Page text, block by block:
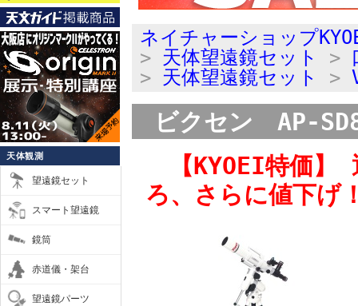
天体観測
望遠鏡セット
スマート望遠鏡
鏡筒
赤道儀・架台
望遠鏡パーツ
ネイチャーショップ
> 天体望遠鏡セット >
> 天体望遠鏡セット >
ビクセン AP-
【KYOEI特価
ろ、さらに値下げ